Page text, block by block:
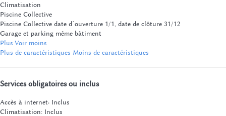
Climatisation
Piscine Collective
Piscine Collective date d´ouverture 1/1, date de clôture 31/12
Garage et parking même bâtiment
Plus Voir moins
Plus de caractéristiques Moins de caractéristiques
Services obligatoires ou inclus
Accès à internet: Inclus
Climatisation: Inclus